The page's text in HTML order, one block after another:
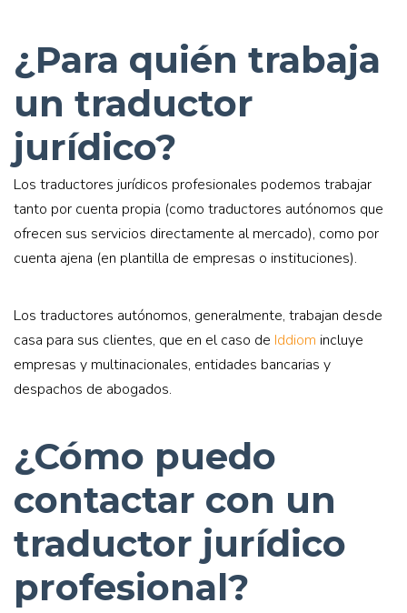
¿Para quién trabaja
un traductor
jurídico?
Los traductores jurídicos profesionales podemos trabajar
tanto por cuenta propia (como traductores autónomos que
ofrecen sus servicios directamente al mercado), como por
cuenta ajena (en plantilla de empresas o instituciones).
Los traductores autónomos, generalmente, trabajan desde
casa para sus clientes, que en el caso de Iddiom incluye
empresas y multinacionales, entidades bancarias y
despachos de abogados.
¿Cómo puedo
contactar con un
traductor jurídico
profesional?